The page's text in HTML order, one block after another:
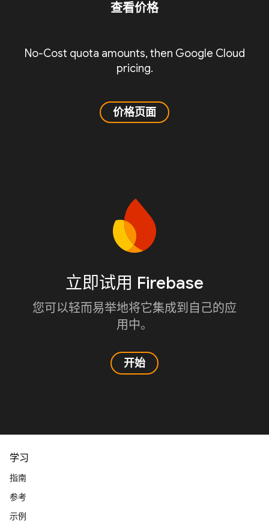
查看价格
No-Cost quota amounts, then Google Cloud
pricing.
价格页面
立即试用 Firebase
您可以轻而易举地将它集成到自己的应
用中。
开始
学习
指南
参考
示例